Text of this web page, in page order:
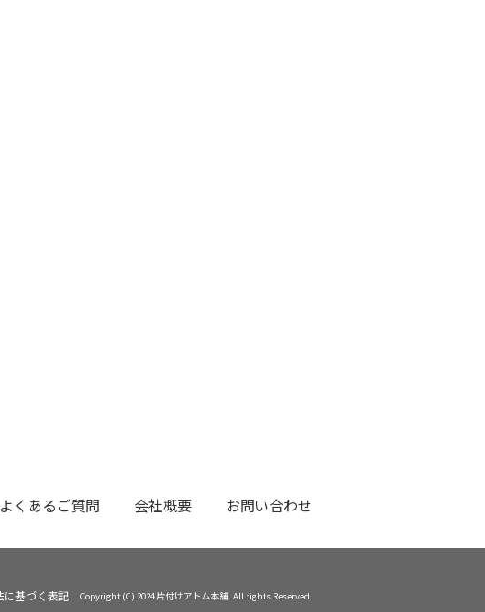
よくあるご質問 会社概要 お問い合わせ
に基づく表記 Copyright (C) 2024 片付けアトム本舗. All rights Reserved.